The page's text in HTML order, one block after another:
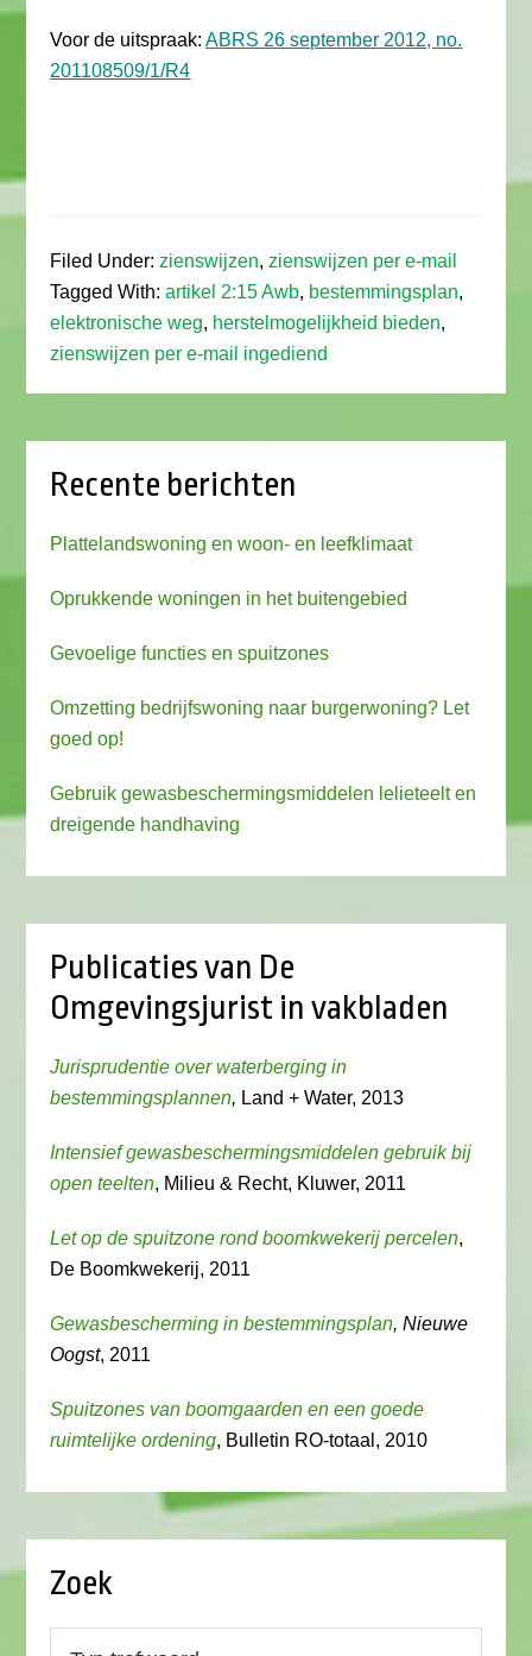
Voor de uitspraak:ABRS 26 september 2012, no.
201108509/1/R4
Filed Under:zienswijzen,zienswijzen per e-mail
Tagged With:artikel 2:15 Awb, bestemmingsplan,
elektronische weg, herstelmogelijkheid bieden,
zienswijzen per e-mail ingediend
Recente berichten
Plattelandswoning en woon- en leefklimaat
Oprukkende woningen in het buitengebied
Gevoelige functies en spuitzones
Omzetting bedrijfswoning naar burgerwoning? Let
goed op!
Gebruik gewasbeschermingsmiddelen lelieteelt en
dreigende handhaving
Publicaties van De
Omgevingsjurist in vakbladen
Jurisprudentie over waterberging in
bestemmingsplannen, Land + Water, 2013
Intensief gewasbeschermingsmiddelen gebruik bij
open teelten, Milieu & Recht, Kluwer, 2011
Let op de spuitzone rond boomkwekerij percelen,
De Boomkwekerij, 2011
Gewasbescherming in bestemmingsplan, Nieuwe
Oogst, 2011
Spuitzones van boomgaarden en een goede
ruimtelijke ordening, Bulletin RO-totaal, 2010
Zoek